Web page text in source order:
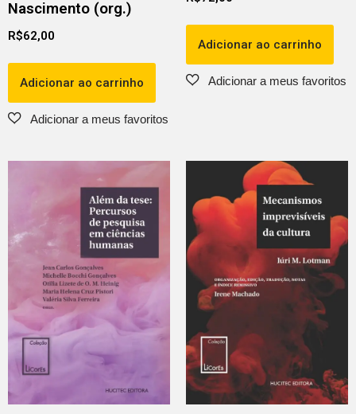
Nascimento (org.)
R$62,00
Adicionar ao carrinho
Adicionar ao carrinho